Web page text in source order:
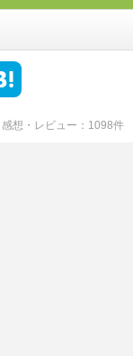
感想・レビュー 1098件